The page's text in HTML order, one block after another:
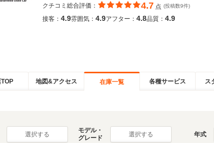
クチコミ総合評価： 4.7 点 (投稿数9件)
接客： 4.9雰囲気： 4.9アフター： 4.8品質： 4.9
地図&アクセス 在庫一覧 各種サービス ス
選択する
モデル・
グレード
選択する 年式